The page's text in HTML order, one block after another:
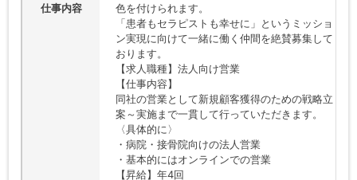
仕事内容
色を付けられます。
「患者もセラピストも幸せに」というミッショ
ン実現に向けて一緒に働く仲間を絶賛募集して
おります。
【求人職種】法人向け営業
【仕事内容】
同社の営業として新規顧客獲得のための戦略立
案～実施まで一貫して行っていただきます。
〈具体的に〉
・病院・接骨院向けの法人営業
・基本的にはオンラインでの営業
【昇給】年4回